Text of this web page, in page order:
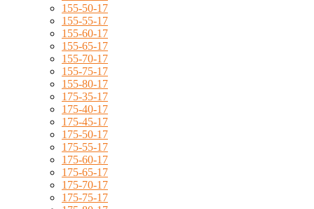
155-50-17
155-55-17
155-60-17
155-65-17
155-70-17
155-75-17
155-80-17
175-35-17
175-40-17
175-45-17
175-50-17
175-55-17
175-60-17
175-65-17
175-70-17
175-75-17